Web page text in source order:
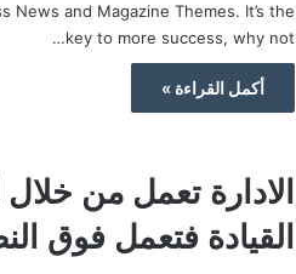
News and Magazine Themes. It’s the
key to more success, why not…
أكمل القراءة »
الادارة تعمل من خلال
القيادة فتعمل فوق